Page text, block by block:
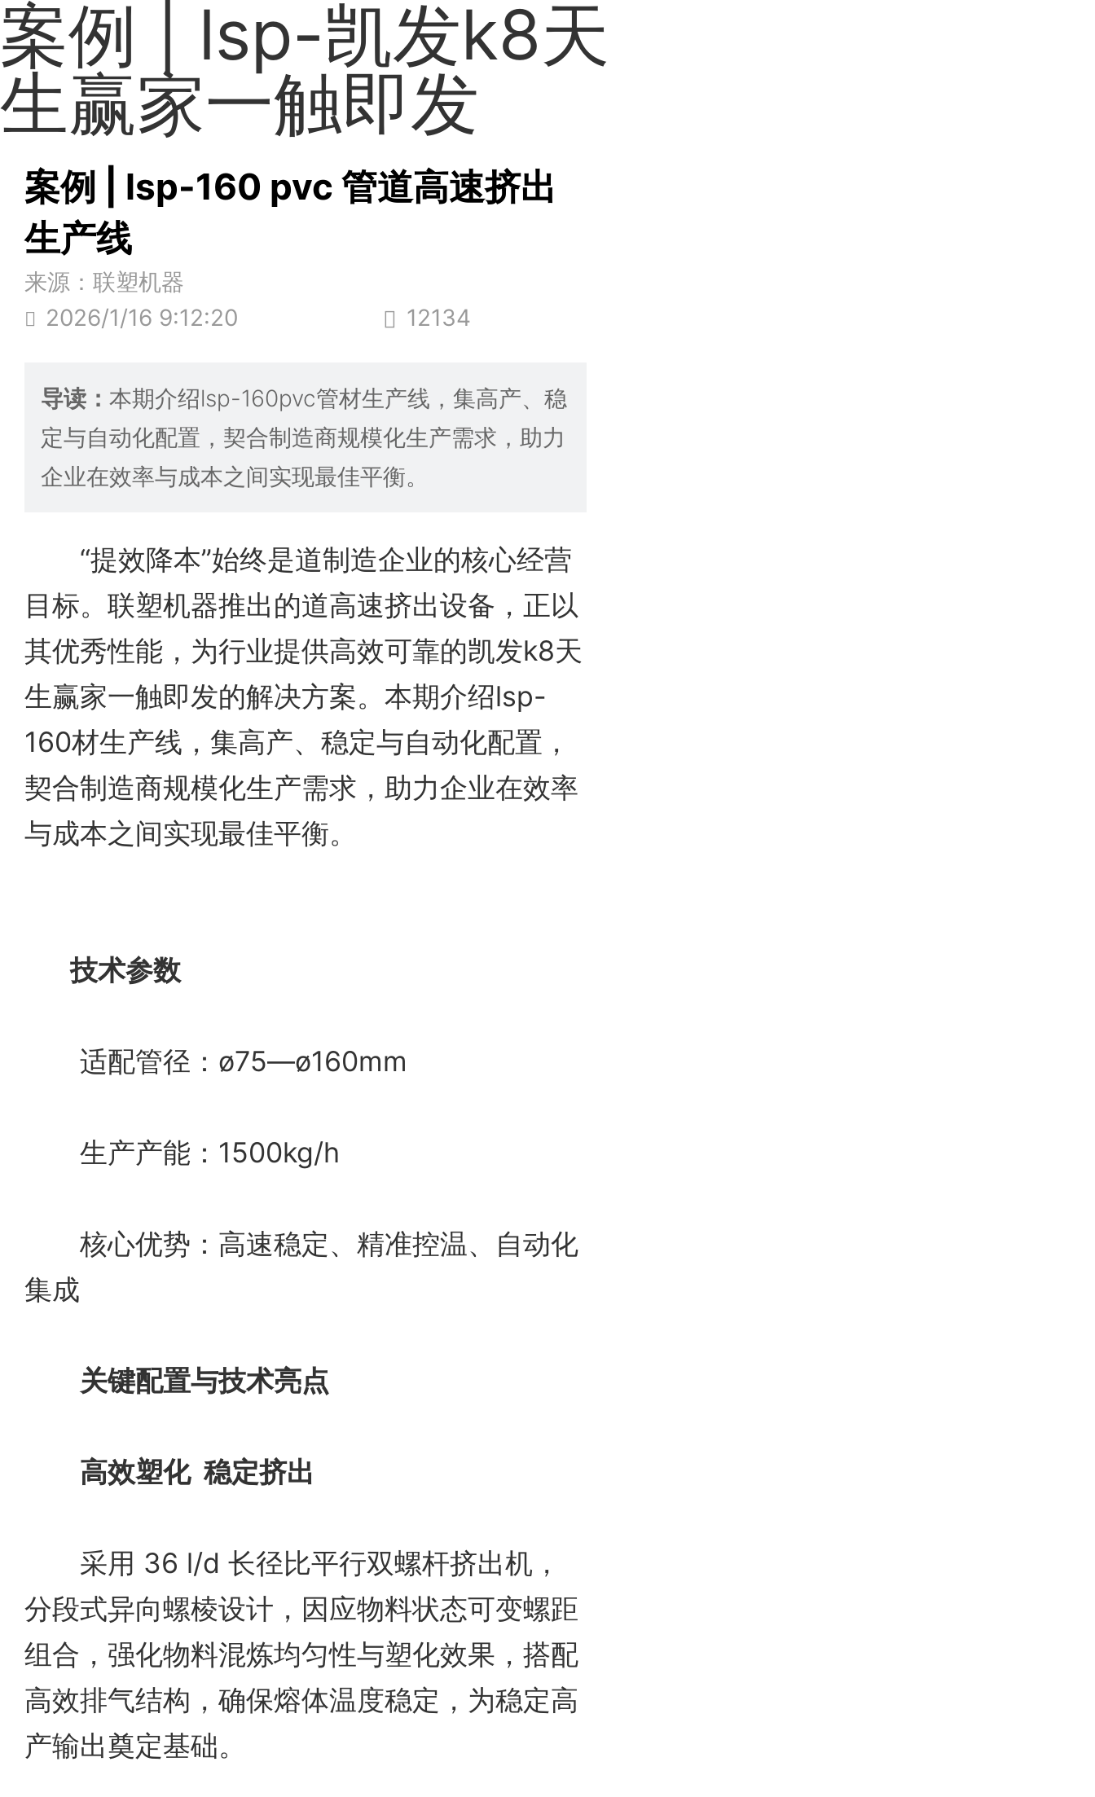
案例 | lsp-凯发k8天
生赢家一触即发
案例 | lsp-160 pvc 管道高速挤出
生产线
来源：联塑机器
2026/1/16 9:12:20
12134
导读： 本期介绍lsp-160pvc管材生产线，集高产、稳
定与自动化配置，契合制造商规模化生产需求，助力
企业在效率与成本之间实现最佳平衡。
“提效降本”始终是道制造企业的核心经营
目标。联塑机器推出的道高速挤出设备，正以
其优秀性能，为行业提供高效可靠的凯发k8天
生赢家一触即发的解决方案。本期介绍lsp-
160材生产线，集高产、稳定与自动化配置，
契合制造商规模化生产需求，助力企业在效率
与成本之间实现最佳平衡。
技术参数
适配管径：ø75—ø160mm
生产产能：1500kg/h
核心优势：高速稳定、精准控温、自动化
集成
关键配置与技术亮点
高效塑化 稳定挤出
采用 36 l/d 长径比平行双螺杆挤出机，
分段式异向螺棱设计，因应物料状态可变螺距
组合，强化物料混炼均匀性与塑化效果，搭配
高效排气结构，确保熔体温度稳定，为稳定高
产输出奠定基础。